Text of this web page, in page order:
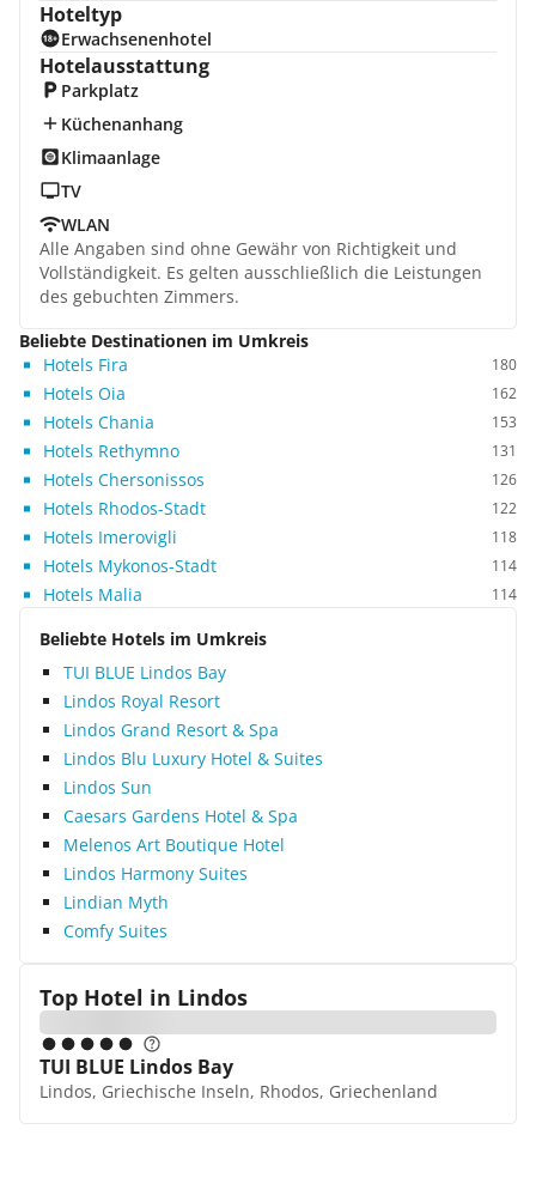
Hoteltyp
Erwachsenenhotel
Hotelausstattung
Parkplatz
Küchenanhang
Klimaanlage
TV
WLAN
Alle Angaben sind ohne Gewähr von Richtigkeit und
Vollständigkeit. Es gelten ausschließlich die Leistungen
des gebuchten Zimmers.
Beliebte Destinationen im Umkreis
Hotels Fira
180
Hotels Oia 162
Hotels Chania 153
Hotels Rethymno 131
Hotels Chersonissos 126
Hotels Rhodos-Stadt 122
Hotels Imerovigli 118
Hotels Mykonos-Stadt 114
Hotels Malia 114
Beliebte Hotels im Umkreis
TUI BLUE Lindos Bay
Lindos Royal Resort
Lindos Grand Resort & Spa
Lindos Blu Luxury Hotel & Suites
Lindos Sun
Caesars Gardens Hotel & Spa
Melenos Art Boutique Hotel
Lindos Harmony Suites
Lindian Myth
Comfy Suites
Top Hotel in Lindos
TUI BLUE Lindos Bay
Lindos, Griechische Inseln, Rhodos, Griechenland